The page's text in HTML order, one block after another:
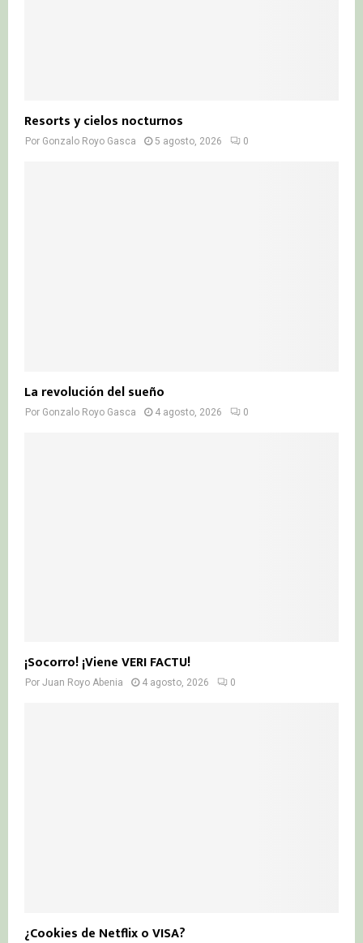
Resorts y cielos nocturnos
Por Gonzalo Royo Gasca 5 agosto, 2026 0
La revolución del sueño
Por Gonzalo Royo Gasca 4 agosto, 2026 0
¡Socorro! ¡Viene VERI FACTU!
Por Juan Royo Abenia 4 agosto, 2026 0
¿Cookies de Netflix o VISA?